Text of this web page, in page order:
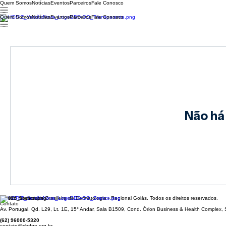
Quem SomosNotíciasEventosParceirosFale Conosco
Quem SomosNotíciasEventosParceirosFale Conosco
Não
© 2026 Sociedade Brasileira de Dermatologia - Regional Goiás. Todos os direitos reservados.
Contato
Av. Portugal, Qd. L29, Lt. 1E, 15° Andar, Sala B1509, Cond. Órion Business & Health
(62) 96000-5320